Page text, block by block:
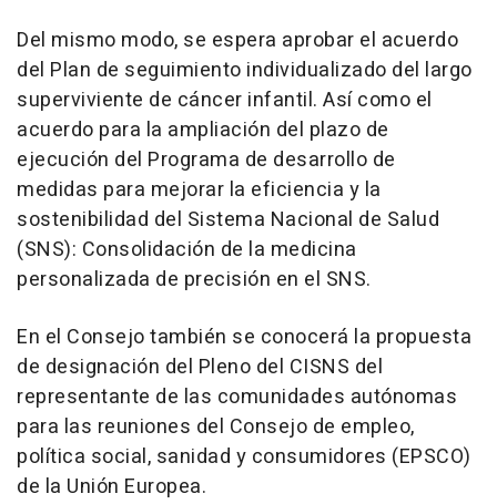
Del mismo modo, se espera aprobar el acuerdo
del Plan de seguimiento individualizado del largo
superviviente de cáncer infantil. Así como el
acuerdo para la ampliación del plazo de
ejecución del Programa de desarrollo de
medidas para mejorar la eficiencia y la
sostenibilidad del Sistema Nacional de Salud
(SNS): Consolidación de la medicina
personalizada de precisión en el SNS.
En el Consejo también se conocerá la propuesta
de designación del Pleno del CISNS del
representante de las comunidades autónomas
para las reuniones del Consejo de empleo,
política social, sanidad y consumidores (EPSCO)
de la Unión Europea.